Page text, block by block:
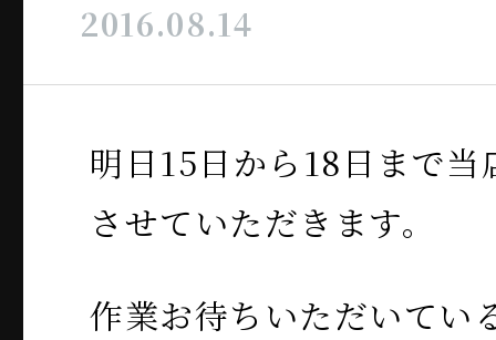
2016.08.14
明日15日から18日まで
させていただきます。
作業お待ちいただいてい